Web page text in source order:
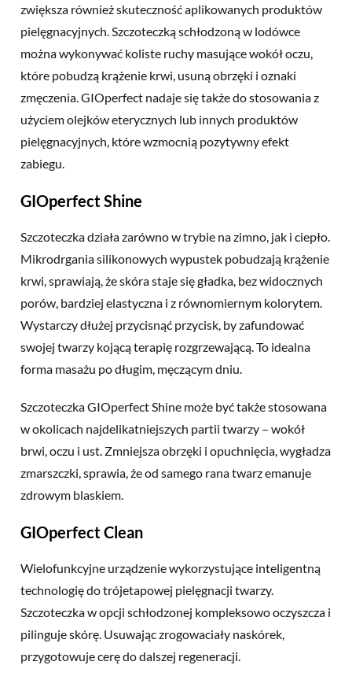
zwiększa również skuteczność aplikowanych produktów
pielęgnacyjnych. Szczoteczką schłodzoną w lodówce
można wykonywać koliste ruchy masujące wokół oczu,
które pobudzą krążenie krwi, usuną obrzęki i oznaki
zmęczenia. GIOperfect nadaje się także do stosowania z
użyciem olejków eterycznych lub innych produktów
pielęgnacyjnych, które wzmocnią pozytywny efekt
zabiegu.
GIOperfect Shine
Szczoteczka działa zarówno w trybie na zimno, jak i ciepło.
Mikrodrgania silikonowych wypustek pobudzają krążenie
krwi, sprawiają, że skóra staje się gładka, bez widocznych
porów, bardziej elastyczna i z równomiernym kolorytem.
Wystarczy dłużej przycisnąć przycisk, by zafundować
swojej twarzy kojącą terapię rozgrzewającą. To idealna
forma masażu po długim, męczącym dniu.
Szczoteczka GIOperfect Shine może być także stosowana
w okolicach najdelikatniejszych partii twarzy – wokół
brwi, oczu i ust. Zmniejsza obrzęki i opuchnięcia, wygładza
zmarszczki, sprawia, że od samego rana twarz emanuje
zdrowym blaskiem.
GIOperfect Clean
Wielofunkcyjne urządzenie wykorzystujące inteligentną
technologię do trójetapowej pielęgnacji twarzy.
Szczoteczka w opcji schłodzonej kompleksowo oczyszcza i
pilinguje skórę. Usuwając zrogowaciały naskórek,
przygotowuje cerę do dalszej regeneracji.